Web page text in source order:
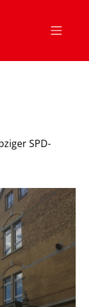
SPD-